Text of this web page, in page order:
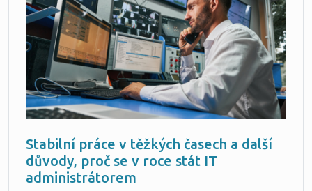
Stabilní práce v těžkých časech a další
důvody, proč se v roce stát IT
administrátorem